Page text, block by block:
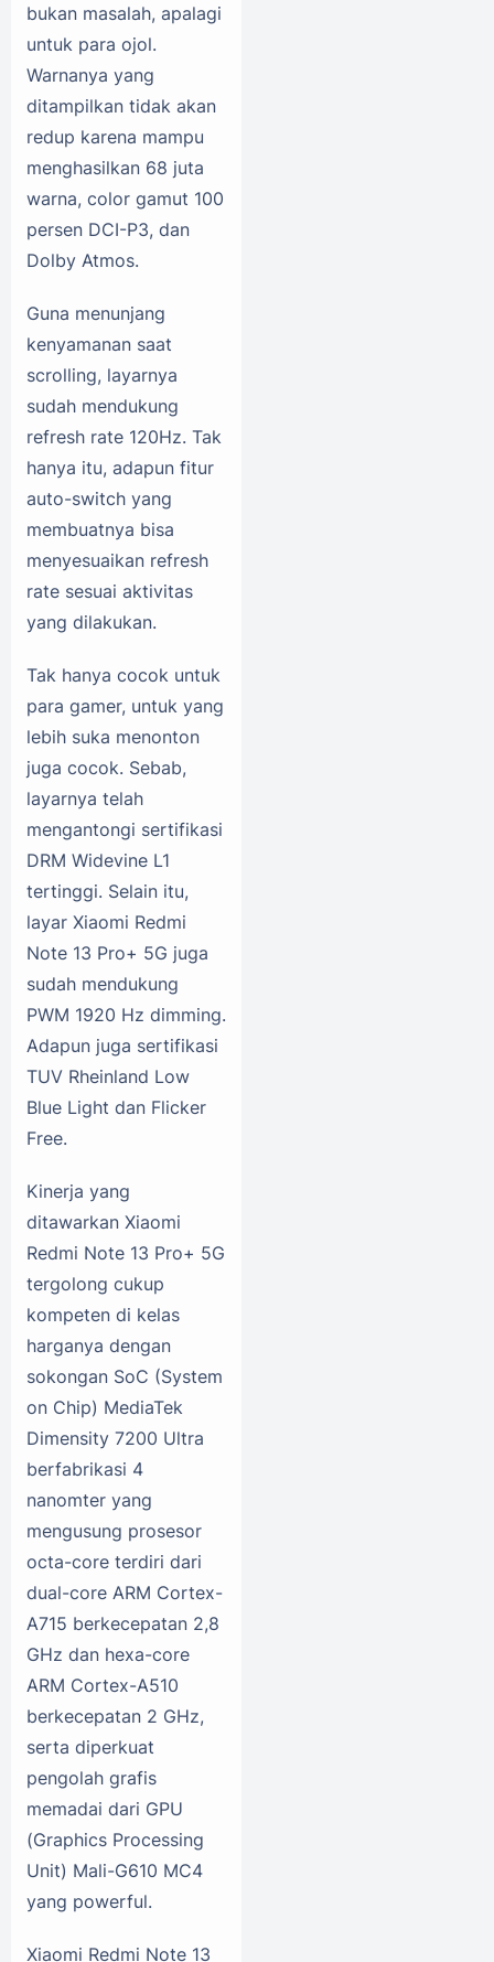
bukan masalah, apalagi
untuk para ojol.
Warnanya yang
ditampilkan tidak akan
redup karena mampu
menghasilkan 68 juta
warna, color gamut 100
persen DCI-P3, dan
Dolby Atmos.
Guna menunjang
kenyamanan saat
scrolling, layarnya
sudah mendukung
refresh rate 120Hz. Tak
hanya itu, adapun fitur
auto-switch yang
membuatnya bisa
menyesuaikan refresh
rate sesuai aktivitas
yang dilakukan.
Tak hanya cocok untuk
para gamer, untuk yang
lebih suka menonton
juga cocok. Sebab,
layarnya telah
mengantongi sertifikasi
DRM Widevine L1
tertinggi. Selain itu,
layar Xiaomi Redmi
Note 13 Pro+ 5G juga
sudah mendukung
PWM 1920 Hz dimming.
Adapun juga sertifikasi
TUV Rheinland Low
Blue Light dan Flicker
Free.
Kinerja yang
ditawarkan Xiaomi
Redmi Note 13 Pro+ 5G
tergolong cukup
kompeten di kelas
harganya dengan
sokongan SoC (System
on Chip) MediaTek
Dimensity 7200 Ultra
berfabrikasi 4
nanomter yang
mengusung prosesor
octa-core terdiri dari
dual-core ARM Cortex-
A715 berkecepatan 2,8
GHz dan hexa-core
ARM Cortex-A510
berkecepatan 2 GHz,
serta diperkuat
pengolah grafis
memadai dari GPU
(Graphics Processing
Unit) Mali-G610 MC4
yang powerful.
Xiaomi Redmi Note 13